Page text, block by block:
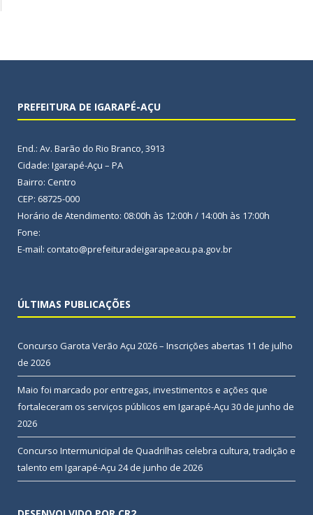
PREFEITURA DE IGARAPÉ-AÇU
End.: Av. Barão do Rio Branco, 3913
Cidade: Igarapé-Açu – PA
Bairro: Centro
CEP: 68725-000
Horário de Atendimento: 08:00h às 12:00h / 14:00h às 17:00h
Fone:
E-mail: contato@prefeituradeigarapeacu.pa.gov.br
ÚLTIMAS PUBLICAÇÕES
Concurso Garota Verão Açu 2026 – Inscrições abertas 11 de julho
de 2026
Maio foi marcado por entregas, investimentos e ações que
fortaleceram os serviços públicos em Igarapé-Açu 30 de junho de
2026
Concurso Intermunicipal de Quadrilhas celebra cultura, tradição e
talento em Igarapé-Açu 24 de junho de 2026